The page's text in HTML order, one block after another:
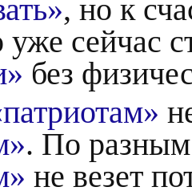
, но к
уже сейчас
без
. По
не везет